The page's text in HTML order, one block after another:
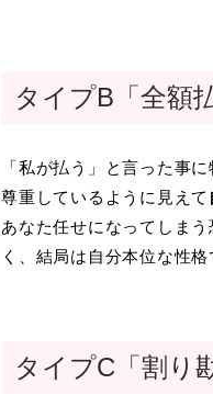
タイプB「全額
「私が払う」と言った事
尊重しているように見えて
あなた任せになってしま
く、結局は自分本位な性格
タイプC「割り